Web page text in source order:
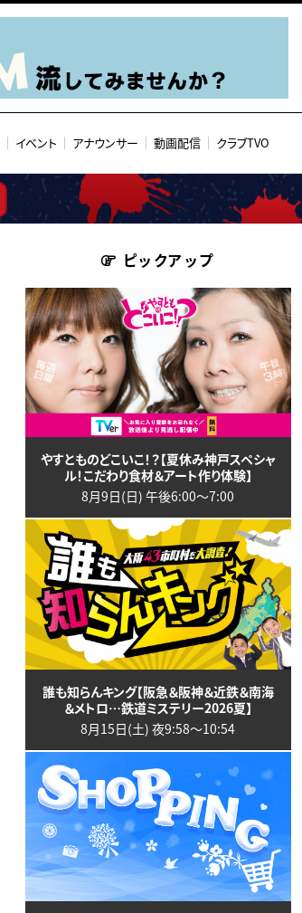
イベント アナウンサー 動画配信 クラブTVO
ピックアップ
やすとものどこいこ！？【夏休み神戸スペシャ
ル！こだわり食材＆アート作り体験】
8月9日(日) 午後6:00〜7:00
誰も知らんキング【阪急＆阪神＆近鉄＆南海
＆メトロ…鉄道ミステリー2026夏】
8月15日(土) 夜9:58〜10:54